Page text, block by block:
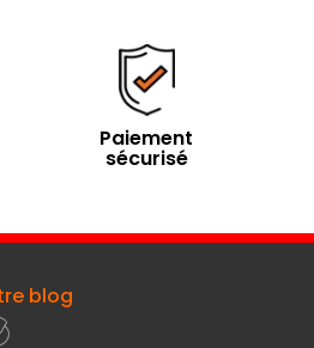
Paiement
sécurisé
blog